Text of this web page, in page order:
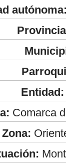
autónoma:
Entidad:
Comarca
Zona: